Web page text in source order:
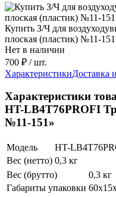
Купить З/Ч для
плоская (пластик) №11-151
Нет в наличии
700 ₽ / шт.
ХарактеристикиДоставка
Характеристики
HT-LB4T76PROFI
№11-151»
Модель
HT-
Вес (нетто) 0,3 кг
Вес (брутто)
0,3 кг
Габариты упаковки